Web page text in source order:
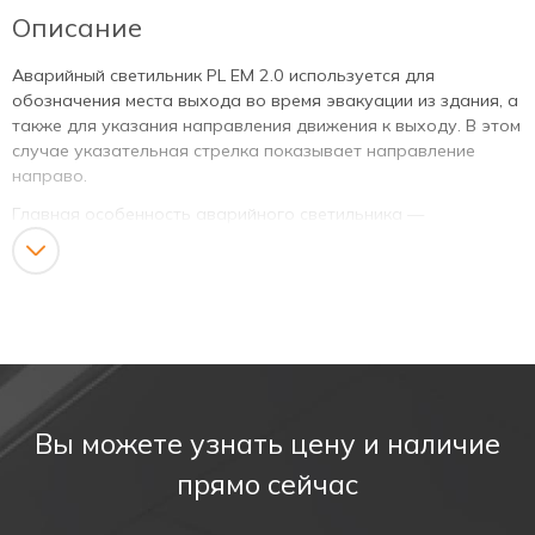
Описание
Аварийный светильник PL EM 2.0 используется для
обозначения места выхода во время эвакуации из здания, а
также для указания направления движения к выходу. В этом
случае указательная стрелка показывает направление
направо.
Главная особенность аварийного светильника —
Сфера применения
Указатель выхода PL EM 2.0 выполняет две задачи:
Используется для общего освещения.
Вы можете узнать цену и наличие
прямо сейчас